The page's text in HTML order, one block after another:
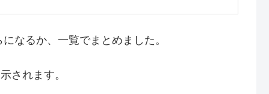
なるか、一覧でまとめました。
されます。